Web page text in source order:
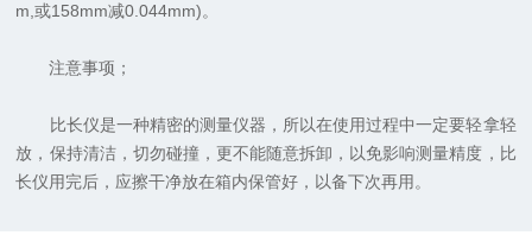
m,或158mm减0.044mm)。
注意事项；
比长仪是一种精密的测量仪器，所以在使用过程中一定要轻拿轻
放，保持清洁，切勿碰撞，更不能随意拆卸，以免影响测量精度，比
长仪用完后，应擦干净放在箱内保管好，以备下次再用。